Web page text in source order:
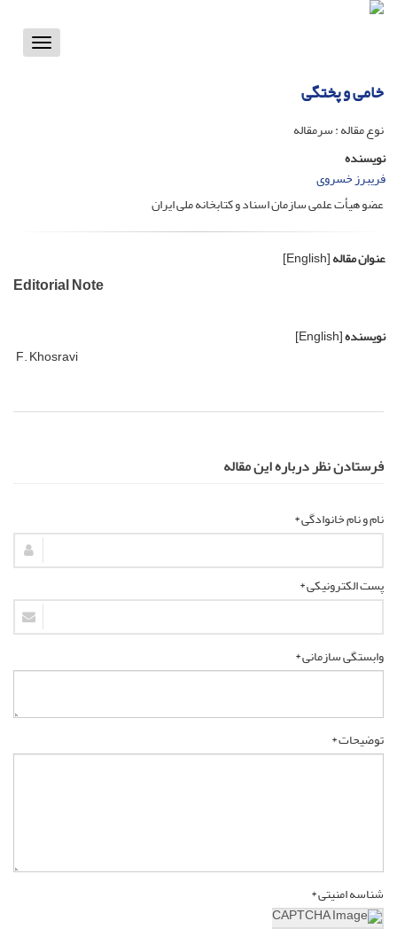
Toggle
خامی و پختگی
نوع مقاله : سرمقاله
نویسنده
فریبرز خسروی
عضو هیأت علمی سازمان اسناد و کتابخانه ملی ایران
عنوان مقاله[English]
Editorial Note
نویسنده[English]
F. Khosravi
فرستادن نظر درباره این مقاله
نام و نام خانوادگی *
پست الکترونیکی *
وابستگی سازمانی *
توضیحات *
شناسه امنیتی *